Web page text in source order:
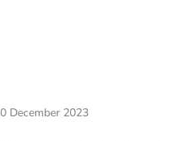
December 2023